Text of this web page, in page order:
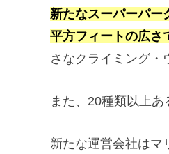
新たなスーパーパー
平方フィートの広さ
さなクライミング・
また、20種類以上
新たな運営会社はマ